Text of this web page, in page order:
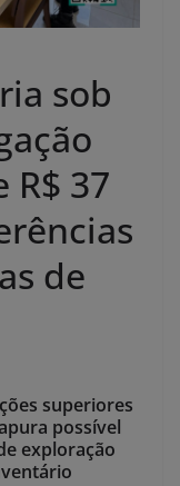
sob
R$ 37
de
superiores
possível
exploração